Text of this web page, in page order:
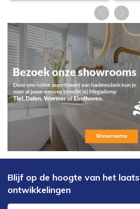
Blijf op de hoogte van het
ontwikkelingen